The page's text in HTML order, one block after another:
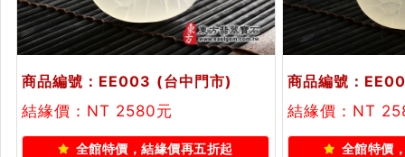
商品編號：EE003 (台中門市)
結緣價：NT 2580元
全館特價，結緣價再五折起
商品編號：
結緣價：NT
全館特價